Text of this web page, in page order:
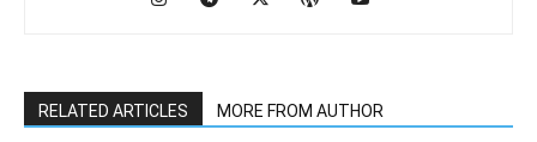
RELATED ARTICLES MORE FROM AUTHOR